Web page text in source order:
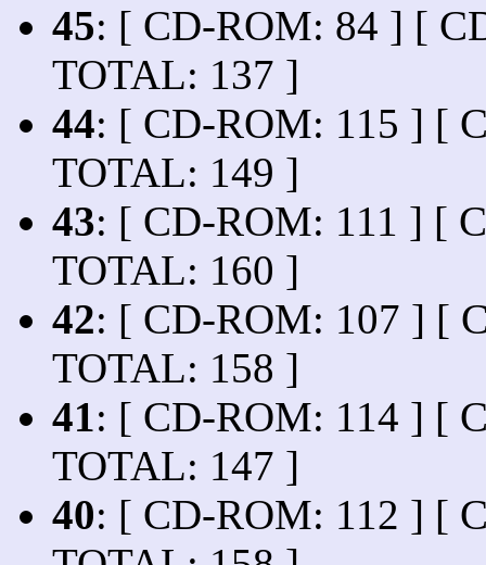
45: [ CD-ROM: 84 ] [
TOTAL: 137 ]
44: [ CD-ROM: 115 ] [
TOTAL: 149 ]
43: [ CD-ROM: 111 ] [
TOTAL: 160 ]
42: [ CD-ROM: 107 ] [
TOTAL: 158 ]
41: [ CD-ROM: 114 ] [
TOTAL: 147 ]
40: [ CD-ROM: 112 ] [